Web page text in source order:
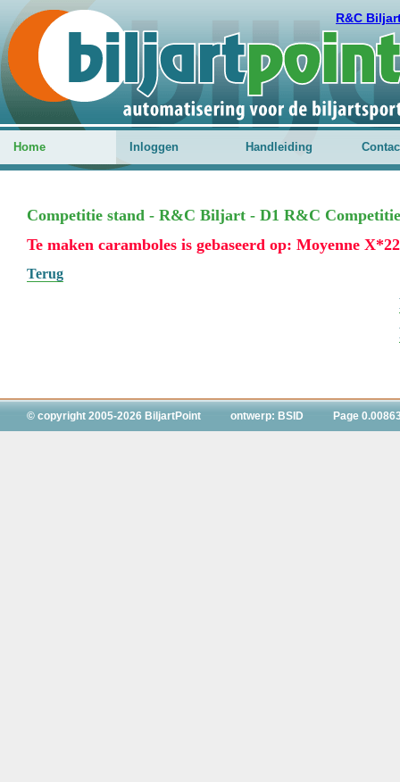
R&C
Home Inloggen Handleiding
Competitie stand - R&C Biljart - D1 R&C Competitie
Te maken caramboles is gebaseerd op: Moyenne
Terug
© copyright 2005-2026 BiljartPoint ontwerp: BSID Page